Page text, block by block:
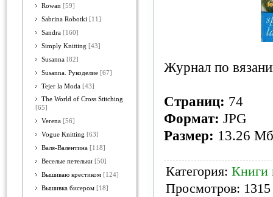
Rowan [59]
Sabrina Robotki [11]
Sandra [160]
Simply Knitting [43]
Susanna [82]
Susanna. Рукоделие [67]
Tejer la Moda [43]
The World of Cross Stitching
[65]
Verena [56]
Vogue Knitting [63]
Валя-Валентина [118]
Веселые петельки [50]
Вышиваю крестиком [124]
Вышивка бисером [18]
Журнал по
Страниц: 74
Формат: JPG
Размер: 13.26 Мб
Категория: Книги
Просмотров: